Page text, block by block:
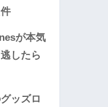
が本気
したら
ッズロ